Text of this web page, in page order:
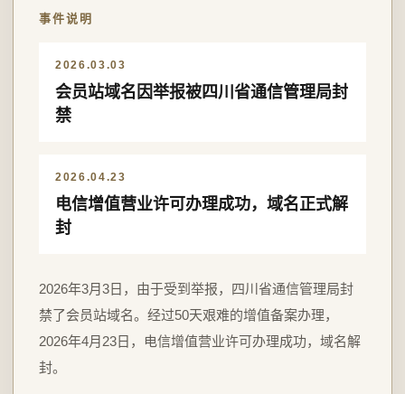
事件说明
2026.03.03
会员站域名因举报被四川省通信管理局封
禁
2026.04.23
电信增值营业许可办理成功，域名正式解
封
2026年3月3日，由于受到举报，四川省通信管理局封
禁了会员站域名。经过50天艰难的增值备案办理，
2026年4月23日，电信增值营业许可办理成功，域名解
封。